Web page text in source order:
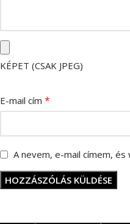
KÉPET (CSAK JPEG)
E-mail cím *
A nevem, e-mail címem,